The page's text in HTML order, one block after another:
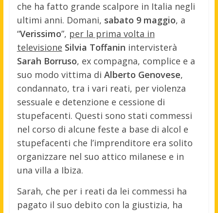
che ha fatto grande scalpore in Italia negli
ultimi anni. Domani, sabato 9 maggio, a
“Verissimo”, per la prima volta in
televisione Silvia Toffanin intervisterà
Sarah Borruso, ex compagna, complice e a
suo modo vittima di Alberto Genovese,
condannato, tra i vari reati, per violenza
sessuale e detenzione e cessione di
stupefacenti. Questi sono stati commessi
nel corso di alcune feste a base di alcol e
stupefacenti che l’imprenditore era solito
organizzare nel suo attico milanese e in
una villa a Ibiza.
Sarah, che per i reati da lei commessi ha
pagato il suo debito con la giustizia, ha